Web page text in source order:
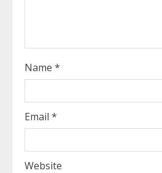
g
Name *
Email *
Website